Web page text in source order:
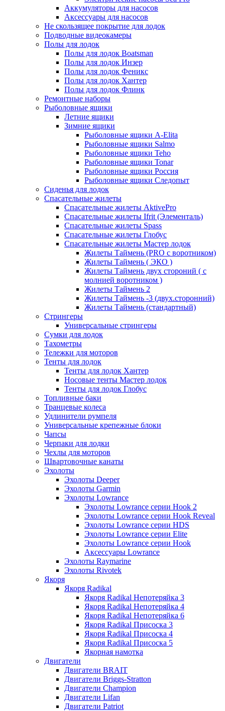
Аккумуляторы для насосов
Аксессуары для насосов
Не скользящее покрытие для лодок
Подводные видеокамеры
Полы для лодок
Полы для лодок Boatsman
Полы для лодок Инзер
Полы для лодок Феникс
Полы для лодок Хантер
Полы для лодок Флинк
Ремонтные наборы
Рыболовные ящики
Летние ящики
Зимние ящики
Рыболовные ящики A-Elita
Рыболовные ящики Salmo
Рыболовные ящики Teho
Рыболовные ящики Tonar
Рыболовные ящики Россия
Рыболовные ящики Следопыт
Сиденья для лодок
Спасательные жилеты
Спасательные жилеты AktivePro
Спасательные жилеты Ifrit (Элементаль)
Спасательные жилеты Spass
Спасательные жилеты Глобус
Спасательные жилеты Мастер лодок
Жилеты Таймень (PRO c воротником)
Жилеты Таймень ( ЭКО )
Жилеты Таймень двух стороний ( с
молнией воротником )
Жилеты Таймень 2
Жилеты Таймень -3 (двух.сторонний)
Жилеты Таймень (стандартный)
Стрингеры
Универсальные стрингеры
Сумки для лодок
Тахометры
Тележки для моторов
Тенты для лодок
Тенты для лодок Хантер
Носовые тенты Мастер лодок
Тенты для лодок Глобус
Топливные баки
Транцевые колеса
Удлинители румпеля
Универсальные крепежные блоки
Чапсы
Черпаки для лодки
Чехлы для моторов
Швартовочные канаты
Эхолоты
Эхолоты Deeper
Эхолоты Garmin
Эхолоты Lowrance
Эхолоты Lowrance серии Hook 2
Эхолоты Lowrance серии Hook Reveal
Эхолоты Lowrance серии HDS
Эхолоты Lowrance серии Elite
Эхолоты Lowrance серии Hook
Аксессуары Lowrance
Эхолоты Raymarine
Эхолоты Rivotek
Якоря
Якоря Radikal
Якоря Radikal Непотеряйка 3
Якоря Radikal Непотеряйка 4
Якоря Radikal Непотеряйка 6
Якоря Radikal Присоска 3
Якоря Radikal Присоска 4
Якоря Radikal Присоска 5
Якорная намотка
Двигатели
Двигатели BRAIT
Двигатели Briggs-Stratton
Двигатели Champion
Двигатели Lifan
Двигатели Patriot